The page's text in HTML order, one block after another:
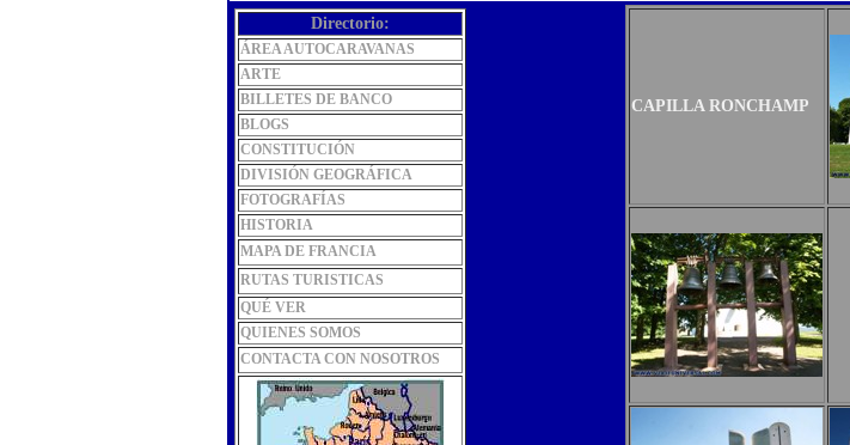
Directorio:
ÁREA AUTOCARAVANAS
ARTE
BILLETES DE BANCO
BLOGS
CONSTITUCIÓN
DIVISIÓN GEOGRÁFICA
FOTOGRAFÍAS
HISTORIA
MAPA DE FRANCIA
RUTAS TURISTICAS
QUÉ VER
QUIENES SOMOS
CONTACTA CON NOSOTROS
CAPILLA RONCHAMP